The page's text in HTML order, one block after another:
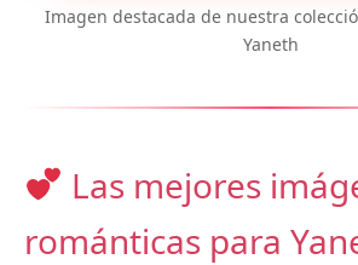
Imagen destacada de nuestra
Yaneth
Las mejores
románticas para